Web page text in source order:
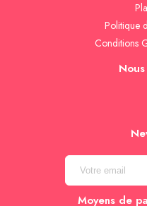
Politique
Conditions
Moyens de